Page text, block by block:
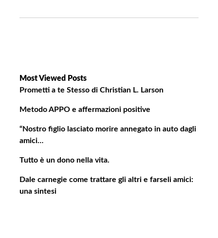
r
t
c
o
l
Most Viewed Posts
Prometti a te Stesso di Christian L. Larson
Metodo APPO e affermazioni positive
“Nostro figlio lasciato morire annegato in auto dagli
amici…
Tutto è un dono nella vita.
Dale carnegie come trattare gli altri e farseli amici:
una sintesi